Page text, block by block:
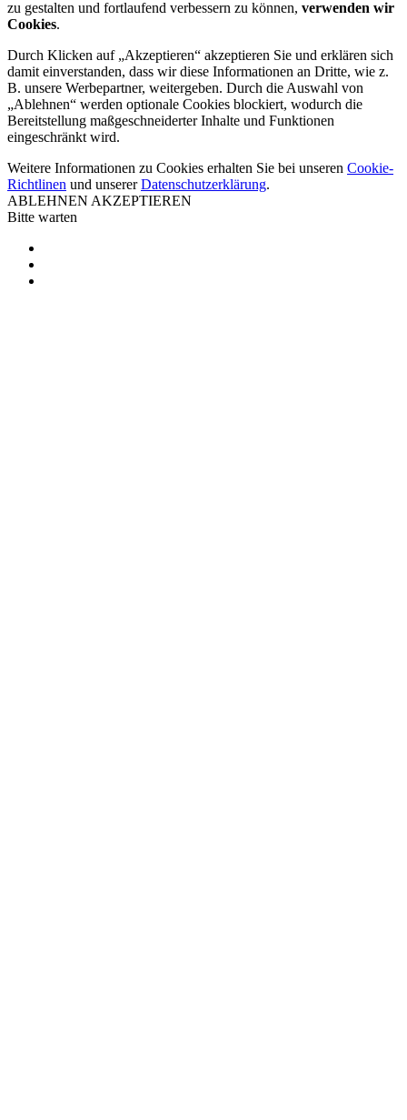
zu gestalten und fortlaufend verbessern zu können, verwenden wir
Cookies.
Durch Klicken auf „Akzeptieren“ akzeptieren Sie und erklären sich
damit einverstanden, dass wir diese Informationen an Dritte, wie z.
B. unsere Werbepartner, weitergeben. Durch die Auswahl von
„Ablehnen“ werden optionale Cookies blockiert, wodurch die
Bereitstellung maßgeschneiderter Inhalte und Funktionen
eingeschränkt wird.
Weitere Informationen zu Cookies erhalten Sie bei unseren Cookie-
Richtlinen und unsererDatenschutzerklärung.
ABLEHNEN AKZEPTIEREN
Bitte warten